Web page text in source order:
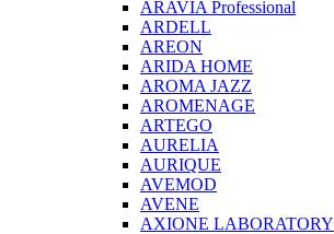
ARAVIA Professional
ARDELL
AREON
ARIDA HOME
AROMA JAZZ
AROMENAGE
ARTEGO
AURELIA
AURIQUE
AVEMOD
AVENE
AXIONE LABORATORY